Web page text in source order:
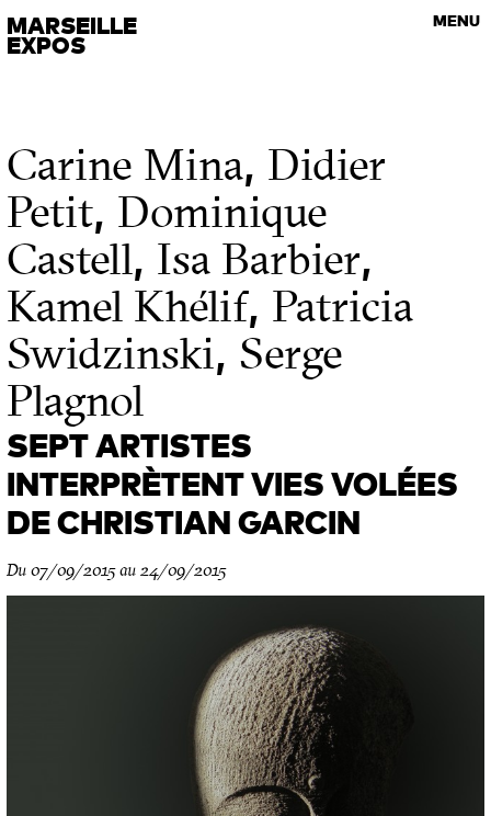
MARSEILLE
EXPOS
MENU
VISITES GUIDÉES
Les rendez-vous de l’art contemporain
Carine Mina, Didier
Petit, Dominique
Castell, Isa Barbier,
Kamel Khélif, Patricia
Swidzinski, Serge
Plagnol
SEPT ARTISTES
INTERPRÈTENT VIES VOLÉES
DE CHRISTIAN GARCIN
Du 07/09/2015 au 24/09/2015